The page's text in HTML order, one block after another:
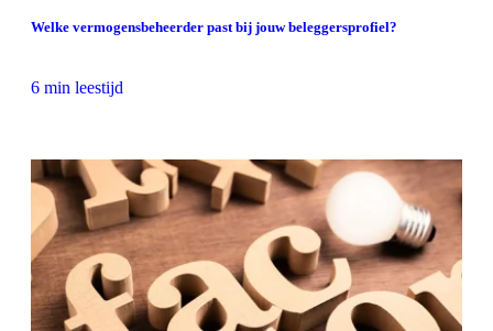
Welke vermogensbeheerder past bij jouw beleggersprofiel?
6 min leestijd